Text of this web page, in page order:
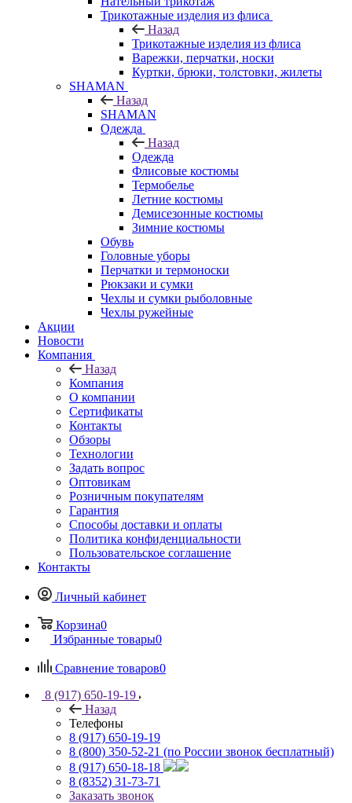
Трикотажные изделия из флиса
Назад
Трикотажные изделия из флиса
Варежки, перчатки, носки
Куртки, брюки, толстовки, жилеты
SHAMAN
Назад
SHAMAN
Одежда
Назад
Одежда
Флисовые костюмы
Термобелье
Летние костюмы
Демисезонные костюмы
Зимние костюмы
Обувь
Головные уборы
Перчатки и термоноски
Рюкзаки и сумки
Чехлы и сумки рыболовные
Чехлы ружейные
Акции
Новости
Компания
Назад
Компания
О компании
Сертификаты
Контакты
Обзоры
Технологии
Задать вопрос
Оптовикам
Розничным покупателям
Гарантия
Способы доставки и оплаты
Политика конфиденциальности
Пользовательское соглашение
Контакты
Личный кабинет
Корзина0
Избранные товары0
Сравнение товаров0
8 (917) 650-19-19
Назад
Телефоны
8 (917) 650-19-19
8 (800) 350-52-21 (по России звонок бесплатный)
8 (917) 650-18-18
8 (8352) 31-73-71
Заказать звонок